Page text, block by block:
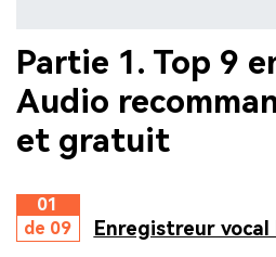
Partie 1. Top 9
Audio
et gratuit
01
de 09
Enregistreur vocal